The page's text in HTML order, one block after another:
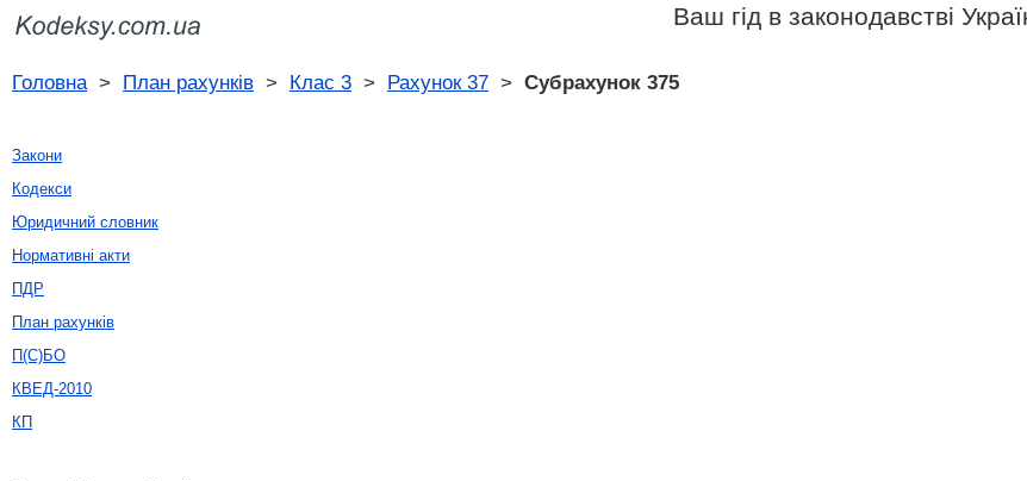
Ваш гід в законодавстві
Головна> План рахунків > Клас 3 > Рахунок 37 > Субрахунок 375
Закони
Кодекси
Юридичний словник
Нормативні акти
ПДР
План рахунків
П(С)БО
КВЕД-2010
КП